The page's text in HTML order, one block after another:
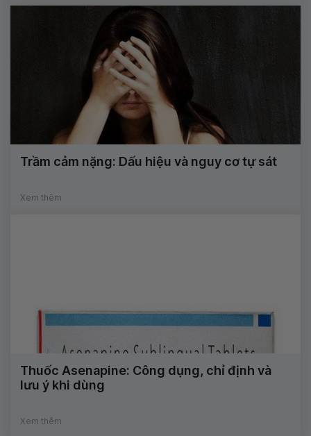
Trầm cảm nặng: Dấu hiệu và nguy cơ tự sát
Xem thêm
Thuốc Asenapine: Công dụng, chỉ định và
lưu ý khi dùng
Xem thêm